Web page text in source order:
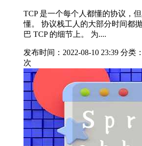
TCP 是一个每个人都懂的协议，
懂。 协议栈工人的大部分时间都
巴 TCP 的细节上。 为....
发布时间：2022-08-10 23:39 分类
次